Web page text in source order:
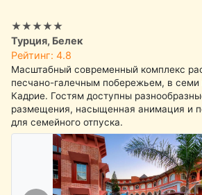
★★★★★
Турция, Белек
Рейтинг: 4.8
Масштабный современный комплекс
песчано-галечным побережьем, в семи
Кадрие. Гостям доступны
размещения, насыщенная анимация и
для семейного отпуска.